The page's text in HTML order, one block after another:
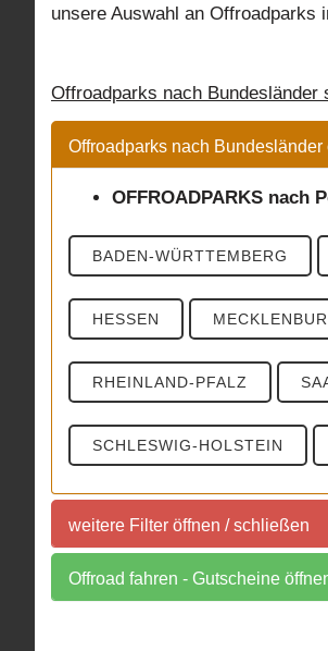
unsere Auswahl an Offroadparks
Offroadparks nach Bundesländer
Offroadparks nach
OFFROADPARKS nach
BADEN-WÜRTTEMBERG
HESSEN
RHEINLAND-PFALZ
SCHLESWIG-HOLSTEIN
weitere Filter öffnen / schließen
Sortierung der
Offroad fahren - Gutscheine